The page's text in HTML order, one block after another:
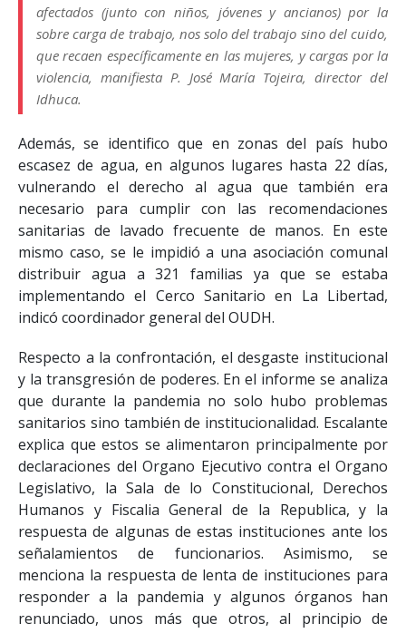
afectados (junto con niños, jóvenes y ancianos) por la
sobre carga de trabajo, nos solo del trabajo sino del cuido,
que recaen específicamente en las mujeres, y cargas por la
violencia, manifiesta P. José María Tojeira, director del
Idhuca.
Además, se identifico que en zonas del país hubo
escasez de agua, en algunos lugares hasta 22 días,
vulnerando el derecho al agua que también era
necesario para cumplir con las recomendaciones
sanitarias de lavado frecuente de manos. En este
mismo caso, se le impidió a una asociación comunal
distribuir agua a 321 familias ya que se estaba
implementando el Cerco Sanitario en La Libertad,
indicó coordinador general del OUDH.
Respecto a la confrontación, el desgaste institucional
y la transgresión de poderes. En el informe se analiza
que durante la pandemia no solo hubo problemas
sanitarios sino también de institucionalidad. Escalante
explica que estos se alimentaron principalmente por
declaraciones del Organo Ejecutivo contra el Organo
Legislativo, la Sala de lo Constitucional, Derechos
Humanos y Fiscalia General de la Republica, y la
respuesta de algunas de estas instituciones ante los
señalamientos de funcionarios. Asimismo, se
menciona la respuesta de lenta de instituciones para
responder a la pandemia y algunos órganos han
renunciado, unos más que otros, al principio de